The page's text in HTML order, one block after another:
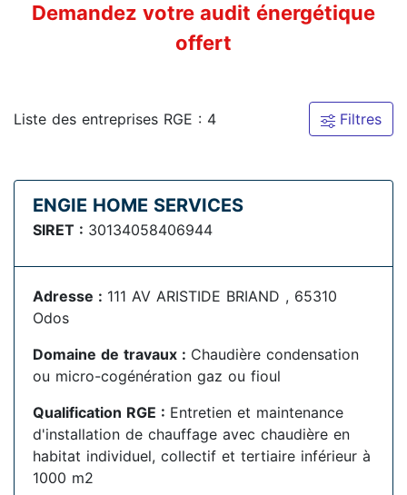
Demandez votre audit énergétique
offert
Liste des entreprises RGE : 4 Filtres
ENGIE HOME SERVICES
SIRET : 30134058406944
Adresse : 111 AV ARISTIDE BRIAND , 65310
Odos
Domaine de travaux : Chaudière condensation
ou micro-cogénération gaz ou fioul
Qualification RGE : Entretien et maintenance
d'installation de chauffage avec chaudière en
habitat individuel, collectif et tertiaire inférieur à
1000 m2